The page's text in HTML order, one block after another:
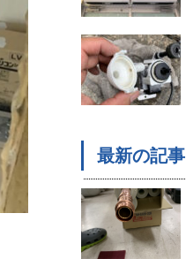
最新の記事